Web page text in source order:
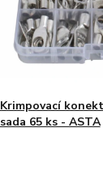
Krimpovací
sada 65 ks - ASTA